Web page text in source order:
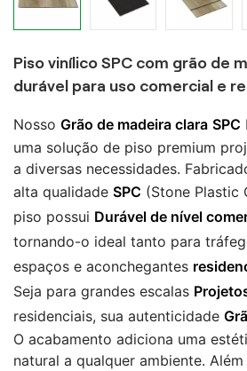
Piso vinílico SPC com grão de
durável para uso comercial e
Nosso Grão de madeira clara SPC
uma solução de piso premium
a diversas necessidades.
alta qualidade SPC (Stone Plastic
piso possui Durável de nível
tornando-o ideal tanto para
espaços e aconchegantes
Seja para grandes escalas
residenciais, sua autenticidade
O acabamento adiciona uma
natural a qualquer ambiente.